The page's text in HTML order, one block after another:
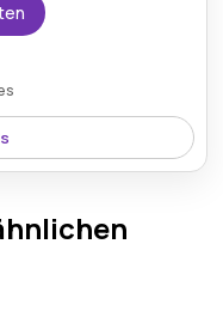
Straßen-Spielset
Preisen.